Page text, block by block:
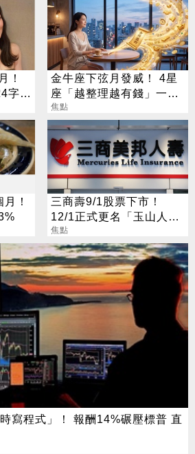
！
字」
金牛座下弦月發威！ 4星
座「越整理越有錢」一路
旺運到10月
焦點
！
三商壽9/1股票下市！
12/1正式更名「玉山人
壽」
焦點
寫程式」！ 報酬14%碾壓標普 直